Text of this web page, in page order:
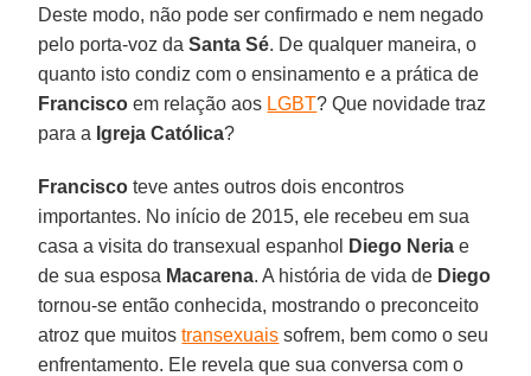
Deste modo, não pode ser confirmado e nem negado
pelo porta-voz da Santa Sé. De qualquer maneira, o
quanto isto condiz com o ensinamento e a prática de
Francisco em relação aos LGBT? Que novidade traz
para a Igreja Católica?
Francisco teve antes outros dois encontros
importantes. No início de 2015, ele recebeu em sua
casa a visita do transexual espanhol
Diego Neria e
de sua esposa Macarena. A história de vida de Diego
tornou-se então conhecida, mostrando o preconceito
atroz que muitostransexuais sofrem, bem como o seu
enfrentamento. Ele revela que sua conversa com o